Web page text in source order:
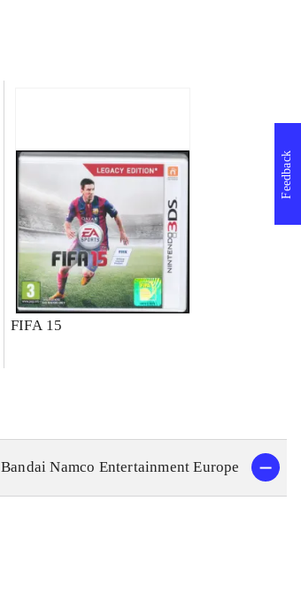
FIFA 15
Bandai Namco Entertainment Europe
Feedback